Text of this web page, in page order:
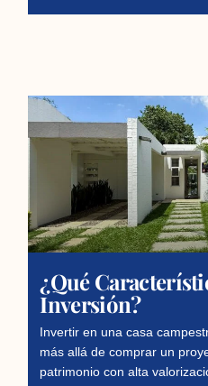
¿Qué
Inversión?
Invertir en una casa
más allá de comprar un
patrimonio con alta